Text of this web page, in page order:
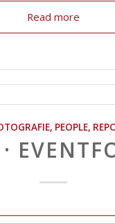
Read more
, PEOPLE,